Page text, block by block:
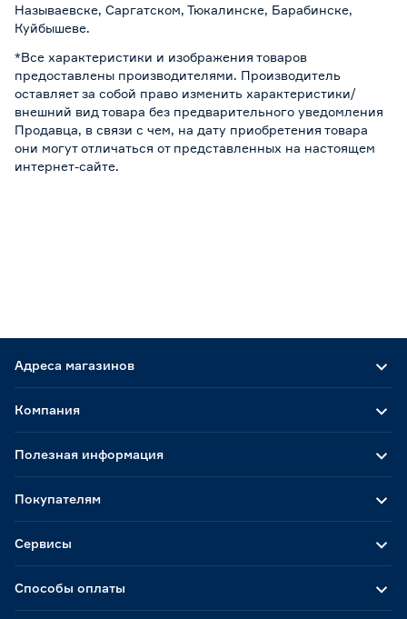
Называевске, Саргатском, Тюкалинске, Барабинске,
Куйбышеве.
*Все характеристики и изображения товаров
предоставлены производителями. Производитель
оставляет за собой право изменить характеристики/
внешний вид товара без предварительного уведомления
Продавца, в связи с чем, на дату приобретения товара
они могут отличаться от представленных на настоящем
интернет-сайте.
Адреса магазинов
Способы оплаты
Компания
Полезная информация
Покупателям
Сервисы